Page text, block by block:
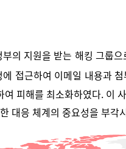
의 지원을 받는 해킹 그룹
접근하여 이메일 내용과
여 피해를 최소화하였다. 이
대응 체계의 중요성을 부각